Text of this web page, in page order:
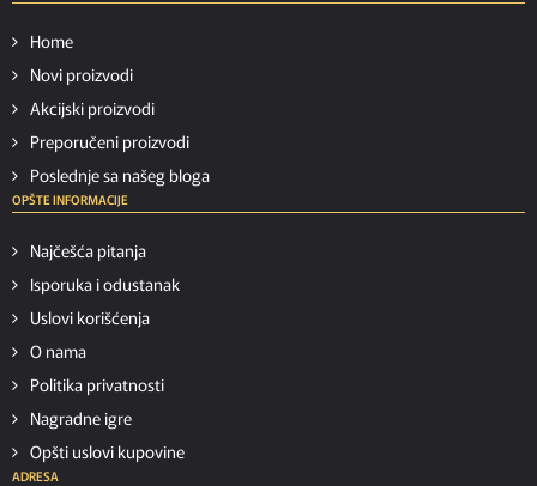
Home
Novi proizvodi
Akcijski proizvodi
Preporučeni proizvodi
Poslednje sa našeg bloga
OPŠTE INFORMACIJE
Najčešća pitanja
Isporuka i odustanak
Uslovi korišćenja
O nama
Politika privatnosti
Nagradne igre
Opšti uslovi kupovine
ADRESA